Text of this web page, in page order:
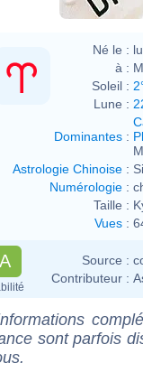
Né le :
à :
Soleil :
Lune :
Dominantes :
Astrologie Chinoise :
Numérologie :
Taille :
Vues :
A Source :
Contributeur :
sont parfois